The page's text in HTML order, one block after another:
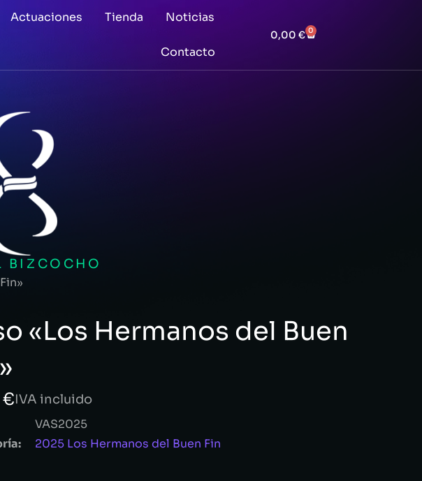
Actuaciones Tienda Noticias
Contacto
0,00€ 0
BIZCOCHO
«Los Hermanos del Buen
€IVA incluido
VAS2025
2025 Los Hermanos del Buen Fin